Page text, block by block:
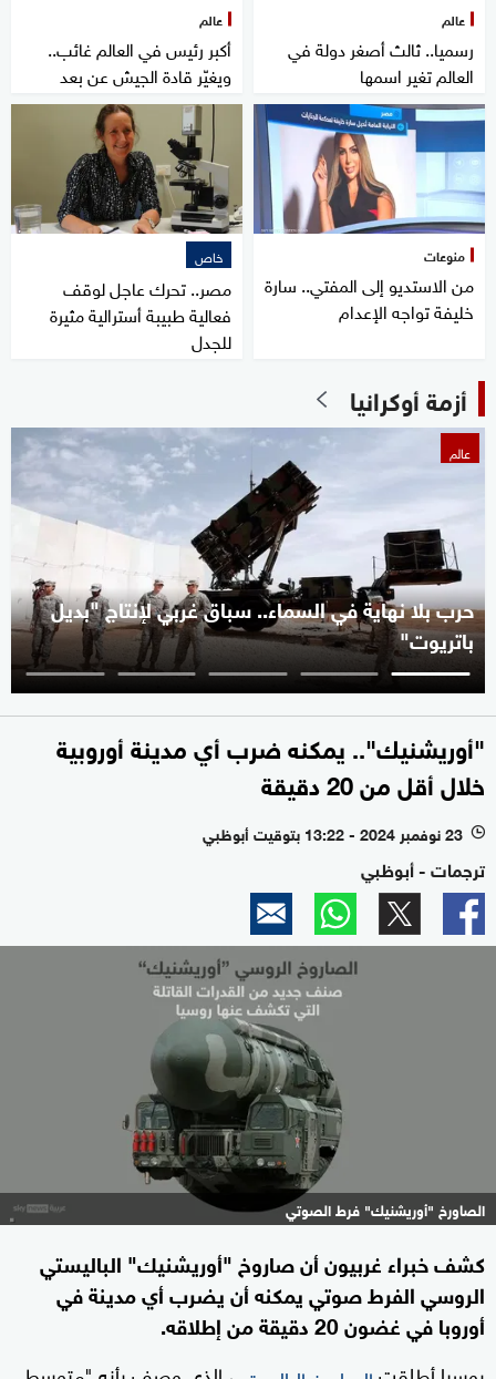
عالم
رسميا.. ثالث أصغر دولة في
العالم تغير اسمها
عالم
أكبر رئيس في العالم غائب..
ويغيّر قادة الجيش عن بعد
منوعات
من الاستديو إلى المفتي.. سارة
خليفة تواجه الإعدام
خاص
مصر.. تحرك عاجل لوقف
فعالية طبيبة أسترالية مثيرة
للجدل
أزمة أوكرانيا
عالم
حرب بلا نهاية في السماء.. سباق غربي لإنتاج "بديل
باتريوت"
"أوريشنيك".. يمكنه ضرب أي مدينة أوروبية
خلال أقل من 20 دقيقة
l 23 نوفمبر 2024 - 13:22 بتوقيت أبوظبي
ترجمات - أبوظبي
الصاورخ "أوريشنيك" فرط الصوتي
كشف خبراء غربيون أن صاروخ "أوريشنيك" الباليستي
الروسي الفرط صوتي يمكنه أن يضرب أي مدينة في
أوروبا في غضون 20 دقيقة من إطلاقه.